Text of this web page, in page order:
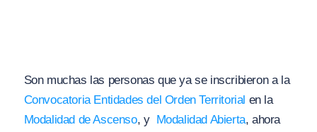
Son muchas las personas que ya se inscribieron a la
Convocatoria Entidades del Orden Territorial en la
Modalidad de Ascenso, y Modalidad Abierta, ahora